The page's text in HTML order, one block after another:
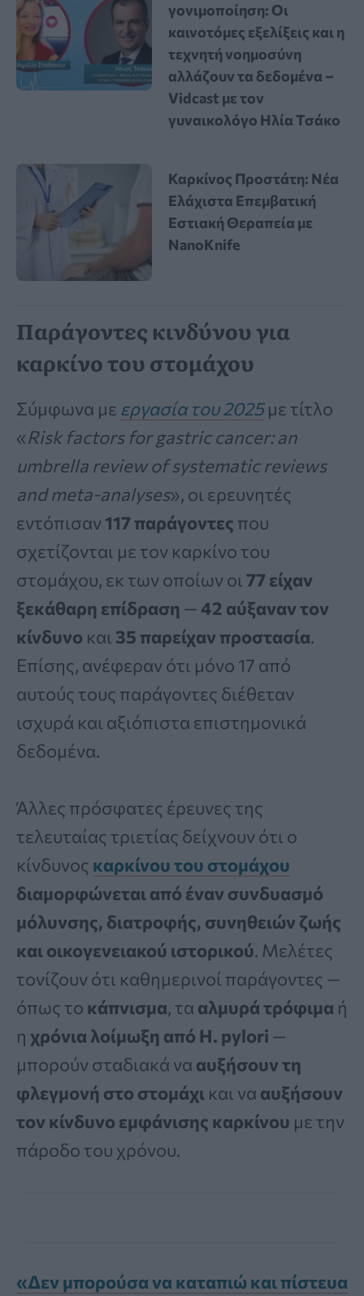
γονιμοποίηση: Οι
καινοτόμες εξελίξεις και η
τεχνητή νοημοσύνη
αλλάζουν τα δεδομένα –
Vidcast με τον
γυναικολόγο Ηλία Τσάκο
Καρκίνος Προστάτη: Νέα
Ελάχιστα Επεμβατική
Εστιακή Θεραπεία με
NanoKnife
Παράγοντες κινδύνου για
καρκίνο του στομάχου
Σύμφωνα με εργασία του 2025με τίτλο
«Risk factors for gastric cancer: an
umbrella review of systematic reviews
and meta-analyses», οι ερευνητές
εντόπισαν 117 παράγοντες που
σχετίζονται με τον καρκίνο του
στομάχου, εκ των οποίων οι 77 είχαν
ξεκάθαρη επίδραση — 42 αύξαναν τον
κίνδυνο και 35 παρείχαν προστασία.
Επίσης, ανέφεραν ότι μόνο 17 από
αυτούς τους παράγοντες διέθεταν
ισχυρά και αξιόπιστα επιστημονικά
δεδομένα.
Άλλες πρόσφατες έρευνες της
τελευταίας τριετίας δείχνουν ότι ο
κίνδυνος καρκίνου του στομάχου
διαμορφώνεται από έναν συνδυασμό
μόλυνσης, διατροφής, συνηθειών ζωής
και οικογενειακού ιστορικού. Μελέτες
τονίζουν ότι καθημερινοί παράγοντες —
όπως το κάπνισμα, τα αλμυρά τρόφιμα ή
η χρόνια λοίμωξη από H. pylori —
μπορούν σταδιακά να αυξήσουν τη
φλεγμονή στο στομάχι και να αυξήσουν
τον κίνδυνο εμφάνισης καρκίνου με την
πάροδο του χρόνου.
«Δεν μπορούσα να καταπιώ και πίστευα